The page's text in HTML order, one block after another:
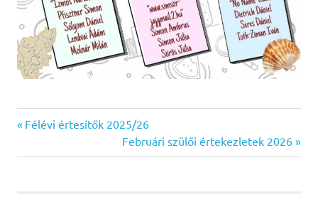
Bejegyzés
navigáció
Previous
Félévi értesítők 2025/26
Next
Post:
Februári szülői értekezletek 2026